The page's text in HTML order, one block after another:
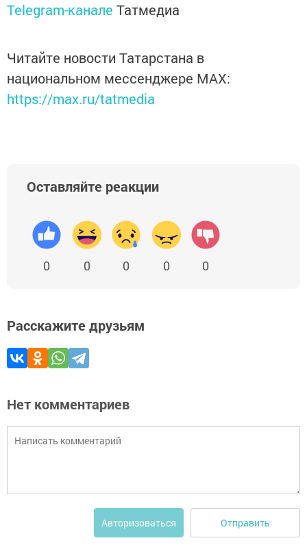
Telegram-канале Татмедиа
Читайте новости Татарстана в
национальном мессенджере MАХ:
https://max.ru/tatmedia
Оставляйте реакции
0 0 0 0 0
Расскажите друзьям
Нет комментариев
Авторизоваться Отправить